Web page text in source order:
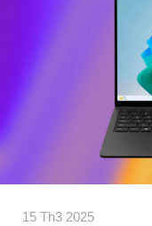
15 Th3 2025